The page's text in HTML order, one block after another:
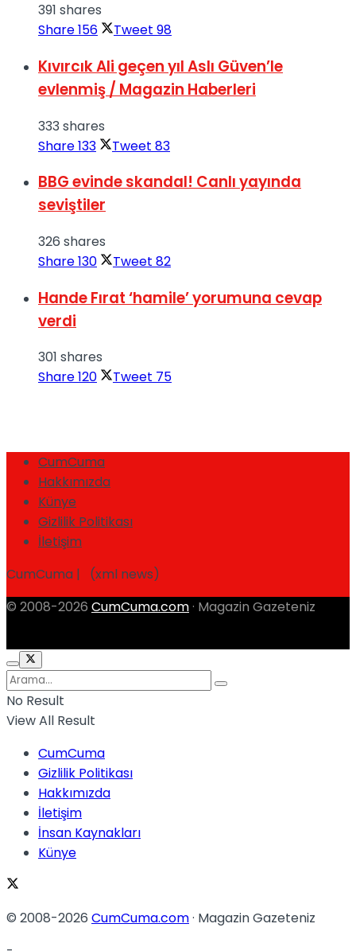
391 shares
Share156 Tweet 98
Kıvırcık Ali geçen yıl Aslı Güven’le
evlenmiş / Magazin Haberleri
333 shares
Share133 Tweet 83
BBG evinde skandal! Canlı yayında
seviştiler
326 shares
Share130 Tweet 82
Hande Fırat ‘hamile’ yorumuna cevap
verdi
301 shares
Share120 Tweet 75
CumCuma
Hakkımızda
Künye
Gizlilik Politikası
İletişim
CumCuma | (xml news)
© 2008-2026 CumCuma.com · Magazin Gazeteniz
No Result
View All Result
CumCuma
Gizlilik Politikası
Hakkımızda
İletişim
İnsan Kaynakları
Künye
© 2008-2026 CumCuma.com· Magazin Gazeteniz